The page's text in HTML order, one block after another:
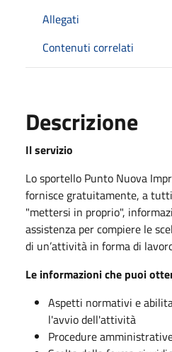
Allegati
Contenuti correlati
Descrizione
Il servizio
Lo sportello Punto Nuova
fornisce gratuitamente, a
"mettersi in proprio",
assistenza per compiere le
di un’attività in forma di
Le informazioni che puoi
Aspetti normativi e
l'avvio dell'attività
Procedure